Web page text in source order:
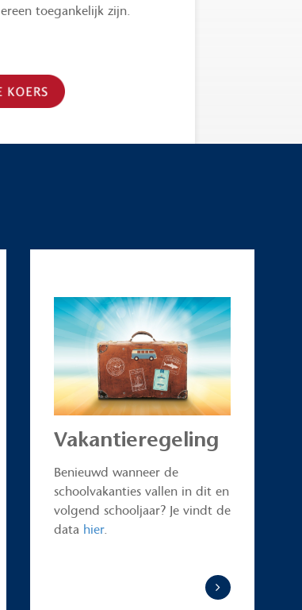
toegankelijk zijn.
Vakantieregeling
Benieuwd wanneer de
schoolvakanties vallen in dit en
volgend schooljaar? Je vindt de
data hier.